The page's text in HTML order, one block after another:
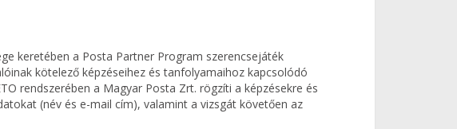
keretében a Posta Partner Program szerencsejáték
kötelező képzéseihez és tanfolyamaihoz kapcsolódó
rendszerében a Magyar Posta Zrt. rögzíti a képzésekre és
(név és e-mail cím), valamint a vizsgát követően az